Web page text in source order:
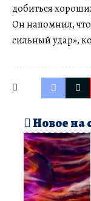
добиться
Он напомнил,
сильный удар»,
Новое на